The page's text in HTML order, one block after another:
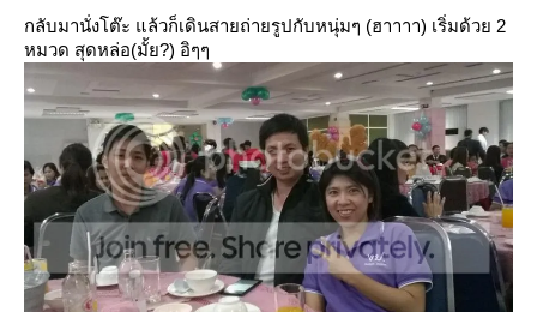
กลับมานั่งโต๊ะ แล้วก็เดินสายถ่ายรูปกับหนุ่มๆ (ฮาาาา) เริ่มด้วย 2
หมวด สุดหล่อ(มั้ย?) อิๆๆ